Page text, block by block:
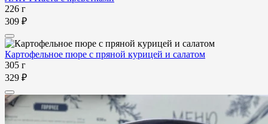
226 г
309 ₽
Картофельное пюре с пряной курицей и салатом
305 г
329 ₽